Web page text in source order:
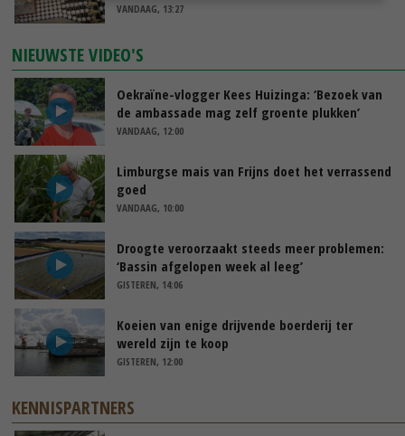
VANDAAG, 13:27
NIEUWSTE VIDEO'S
Oekraïne-vlogger Kees Huizinga: ‘Bezoek van
de ambassade mag zelf groente plukken’
VANDAAG, 12:00
Limburgse mais van Frijns doet het verrassend
goed
VANDAAG, 10:00
Droogte veroorzaakt steeds meer problemen:
‘Bassin afgelopen week al leeg’
GISTEREN, 14:06
Koeien van enige drijvende boerderij ter
wereld zijn te koop
GISTEREN, 12:00
KENNISPARTNERS